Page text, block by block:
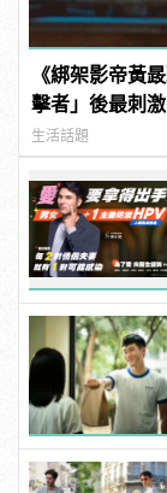
《綁架影帝黃
擊者」後最刺
生活話題